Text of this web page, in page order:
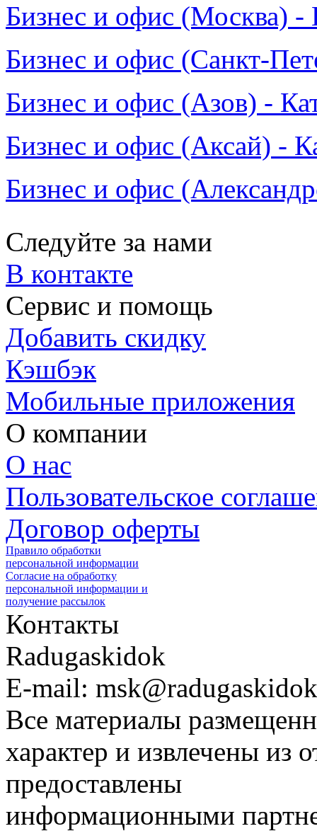
Бизнес и офис (Москва) -
Бизнес и офис (Санкт-
Бизнес и офис (Азов) -
Бизнес и офис (Аксай) -
Бизнес и офис
Следуйте за нами
В контакте
Сервис и помощь
Добавить скидку
Кэшбэк
Мобильные приложения
О компании
О нас
Пользовательское
Договор оферты
Правило обработки
персональной информации
Согласие на обработку
персональной информации и
получение рассылок
Контакты
Radugaskidok
E-mail:
Все материалы
характер и извлечены из
предоставлены
информационными